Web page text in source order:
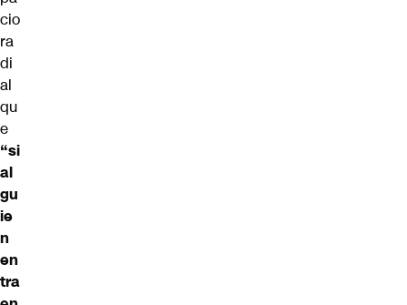
cio
ra
di
al
qu
e
“si
al
gu
ie
n
en
tra